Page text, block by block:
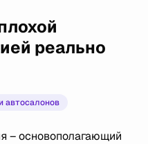
реально
реально
автосалонов
– основополагающий